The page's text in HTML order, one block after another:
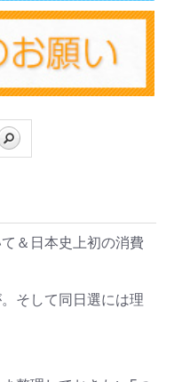
＆日本史上初の消費
そして同日選には理